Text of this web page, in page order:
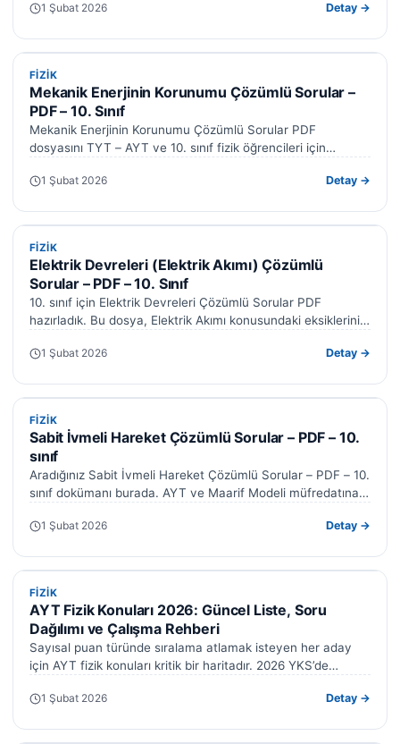
1 Şubat 2026 Detay →
FIZIK
FIZIK
Mekanik Enerjinin Korunumu Çözümlü Sorular –
PDF – 10. Sınıf
Mekanik Enerjinin Korunumu Çözümlü Sorular PDF
dosyasını TYT – AYT ve 10. sınıf fizik öğrencileri için
1 Şubat 2026 Detay →
FIZIK
FIZIK
Elektrik Devreleri (Elektrik Akımı) Çözümlü
Sorular – PDF – 10. Sınıf
10. sınıf için Elektrik Devreleri Çözümlü Sorular PDF
hazırladık. Bu dosya, Elektrik Akımı konusundaki eksiklerinizi
1 Şubat 2026 Detay →
FIZIK
FIZIK
Sabit İvmeli Hareket Çözümlü Sorular – PDF – 10.
sınıf
Aradığınız Sabit İvmeli Hareket Çözümlü Sorular – PDF – 10.
sınıf dokümanı burada. AYT ve Maarif Modeli müfredatına
1 Şubat 2026 Detay →
DOC
XLS
PPT
PDF
DOC · XLS · PPT · PDF
FIZIK
FIZIK
AYT Fizik Konuları 2026: Güncel Liste, Soru
Dağılımı ve Çalışma Rehberi
Sayısal puan türünde sıralama atlamak isteyen her aday
için AYT fizik konuları kritik bir haritadır. 2026 YKS’de
1 Şubat 2026 Detay →